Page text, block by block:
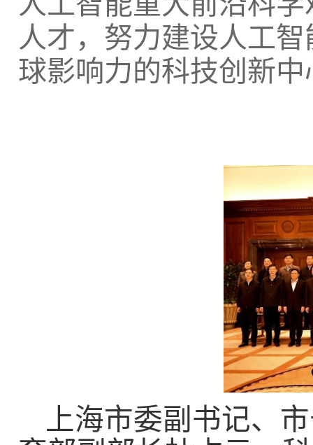
人才，努力建设人工
球影响力的科技创新
上海市委副书记、